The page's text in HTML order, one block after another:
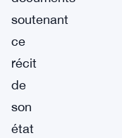
soutenant
ce
récit
de
son
état